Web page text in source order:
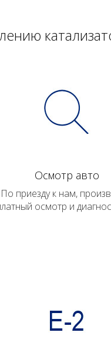
Осмотр авто
По приезду к нам,
осмотр и